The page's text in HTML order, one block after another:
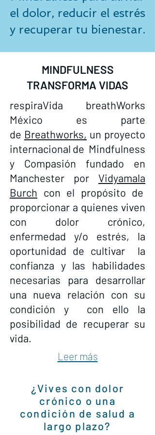
el dolor, reducir el estrés
y recuperar tu bienestar.
MINDFULNESS
TRANSFORMA VIDAS
respiraVida breathWorks
México es parte
de Breathworks, un proyecto
internacional de Mindfulness
y Compasión fundado en
Manchester por Vidyamala
Burch con el propósito de
proporcionar a quienes viven
con dolor crónico,
enfermedad y/o estrés, la
oportunidad de cultivar la
confianza y las habilidades
necesarias para desarrollar
una nueva relación con su
condición y con ello la
posibilidad de recuperar su
vida.
Leer más
¿Vives con dolor
crónico o una
condición de salud a
largo plazo?